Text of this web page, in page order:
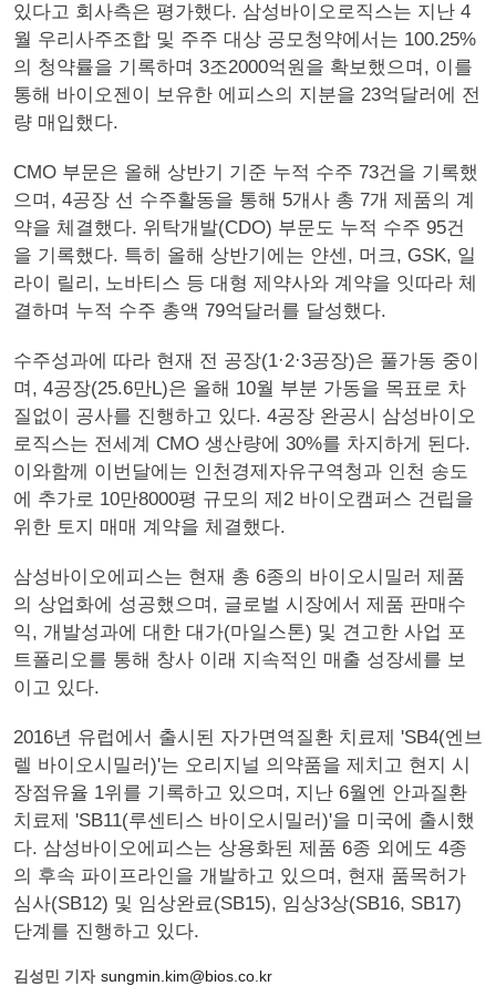
있다고 회사측은 평가했다. 삼성바이오로직스는 지난 4
월 우리사주조합 및 주주 대상 공모청약에서는 100.25%
의 청약률을 기록하며 3조2000억원을 확보했으며, 이를
통해 바이오젠이 보유한 에피스의 지분을 23억달러에 전
량 매입했다.
CMO 부문은 올해 상반기 기준 누적 수주 73건을 기록했
으며, 4공장 선 수주활동을 통해 5개사 총 7개 제품의 계
약을 체결했다. 위탁개발(CDO) 부문도 누적 수주 95건
을 기록했다. 특히 올해 상반기에는 얀센, 머크, GSK, 일
라이 릴리, 노바티스 등 대형 제약사와 계약을 잇따라 체
결하며 누적 수주 총액 79억달러를 달성했다.
수주성과에 따라 현재 전 공장(1·2·3공장)은 풀가동 중이
며, 4공장(25.6만L)은 올해 10월 부분 가동을 목표로 차
질없이 공사를 진행하고 있다. 4공장 완공시 삼성바이오
로직스는 전세계 CMO 생산량에 30%를 차지하게 된다.
이와함께 이번달에는 인천경제자유구역청과 인천 송도
에 추가로 10만8000평 규모의 제2 바이오캠퍼스 건립을
위한 토지 매매 계약을 체결했다.
삼성바이오에피스는 현재 총 6종의 바이오시밀러 제품
의 상업화에 성공했으며, 글로벌 시장에서 제품 판매수
익, 개발성과에 대한 대가(마일스톤) 및 견고한 사업 포
트폴리오를 통해 창사 이래 지속적인 매출 성장세를 보
이고 있다.
2016년 유럽에서 출시된 자가면역질환 치료제 'SB4(엔브
렐 바이오시밀러)'는 오리지널 의약품을 제치고 현지 시
장점유율 1위를 기록하고 있으며, 지난 6월엔 안과질환
치료제 'SB11(루센티스 바이오시밀러)'을 미국에 출시했
다. 삼성바이오에피스는 상용화된 제품 6종 외에도 4종
의 후속 파이프라인을 개발하고 있으며, 현재 품목허가
심사(SB12) 및 임상완료(SB15), 임상3상(SB16, SB17)
단계를 진행하고 있다.
김성민 기자 sungmin.kim@bios.co.kr